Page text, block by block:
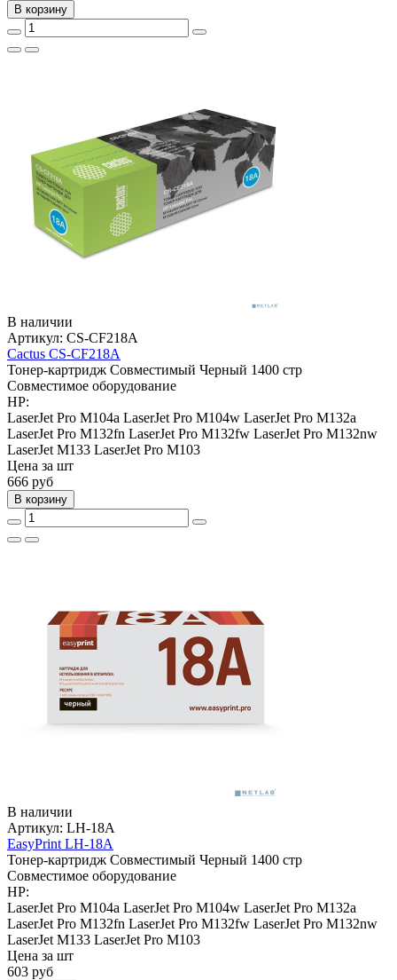
В корзину
В наличии
Артикул: CS-CF218A
Cactus CS-CF218A
Тонер-картридж Совместимый Черный 1400 стр
Совместимое оборудование
HP:
LaserJet Pro M104a LaserJet Pro M104w LaserJet Pro M132a
LaserJet Pro M132fn LaserJet Pro M132fw LaserJet Pro M132nw
LaserJet M133 LaserJet Pro M103
Цена за шт
666 руб
В корзину
В наличии
Артикул: LH-18A
EasyPrint LH-18A
Тонер-картридж Совместимый Черный 1400 стр
Совместимое оборудование
HP:
LaserJet Pro M104a LaserJet Pro M104w LaserJet Pro M132a
LaserJet Pro M132fn LaserJet Pro M132fw LaserJet Pro M132nw
LaserJet M133 LaserJet Pro M103
Цена за шт
603 руб